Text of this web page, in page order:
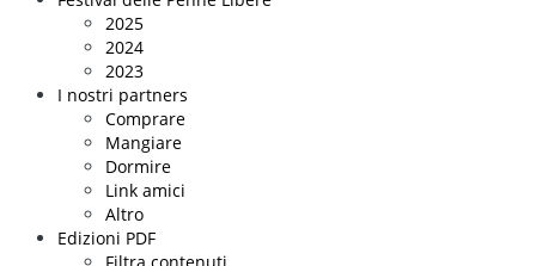
2025
2024
2023
I nostri partners
Comprare
Mangiare
Dormire
Link amici
Altro
Edizioni PDF
Filtra contenuti